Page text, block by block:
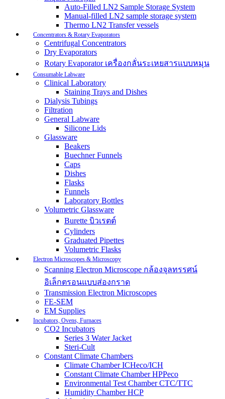
Auto-Filled LN2 Sample Storage System
Manual-filled LN2 sample storage system
Thermo LN2 Transfer vessels
Concentrators & Rotary Evaporators
Centrifugal Concentrators
Dry Evaporators
Rotary Evaporator เครื่องกลั่นระเหยสารแบบหมุน
Consumable Labware
Clinical Laboratory
Staining Trays and Dishes
Dialysis Tubings
Filtration
General Labware
Silicone Lids
Glassware
Beakers
Buechner Funnels
Caps
Dishes
Flasks
Funnels
Laboratory Bottles
Volumetric Glassware
Burette บิวเรตต์
Cylinders
Graduated Pipettes
Volumetric Flasks
Electron Microscopes & Microscopy
Scanning Electron Microscope กล้องจุลทรรศน์
อิเล็กตรอนแบบส่องกราด
Transmission Electron Microscopes
FE-SEM
EM Supplies
Incubators, Ovens, Furnaces
CO2 Incubators
Series 3 Water Jacket
Steri-Cult
Constant Climate Chambers
Climate Chamber ICHeco/ICH
Constant Climate Chamber HPPeco
Environmental Test Chamber CTC/TTC
Humidity Chamber HCP